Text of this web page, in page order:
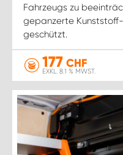
Fahrzeugs zu
gepanzerte
geschützt.
177 CHF
EXKL. 8.1 % MWST.